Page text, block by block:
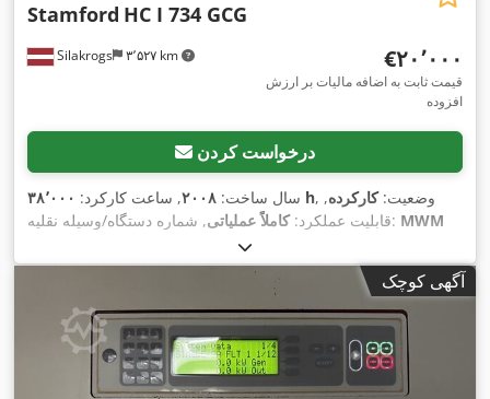
Silakrogs ۳٬۵۲۷ km
Stamford HC I 734 GCG
‎€۲۰٬۰۰۰
قیمت ثابت به اضافه مالیات بر ارزش
افزوده
درخواست کردن
سال ساخت: ۲۰۰۸, ساعت کارکرد: ۳۸٬۰۰۰ h , وضعیت:کارکرده,
قابلیت عملکرد:کاملاً عملیاتی , شماره دستگاه/وسیله نقلیه: MWM
آگهی کوچک